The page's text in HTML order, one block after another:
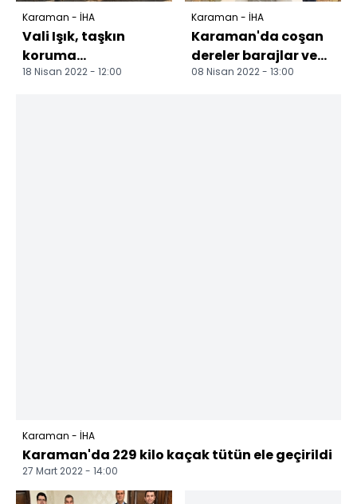
Karaman - İHA
Vali Işık, taşkın
koruma
çalışmalarını
18 Nisan 2022 - 12:00
Karaman - İHA
Karaman'da coşan
dereler barajlar ve
göletleri taşma
08 Nisan 2022 - 13:00
Karaman - İHA
Karaman'da 229 kilo kaçak tütün ele geçirildi
27 Mart 2022 - 14:00